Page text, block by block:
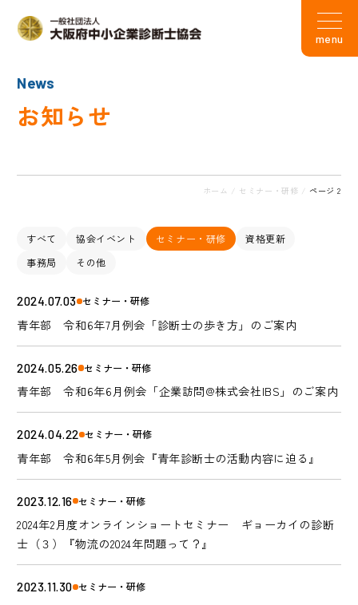
menu
News
お知らせ
ホーム / セミナー・研修 / ページ 2
すべて 協会イベント セミナー・研修
資格更新
事務局
その他
2024.07.03 セミナー・研修
青年部 令和6年7月例会「診断士の歩き方」のご案内
2024.05.26 セミナー・研修
青年部 令和6年6月例会「企業訪問@株式会社IBS」のご案内
2024.04.22 セミナー・研修
青年部 令和6年5月例会『青年診断士の活動内容に迫る』
2023.12.16 セミナー・研修
2024年2月度オンラインショートセミナー ギョーカイの診断
士（３）『物流の2024年問題って？』
2023.11.30 セミナー・研修